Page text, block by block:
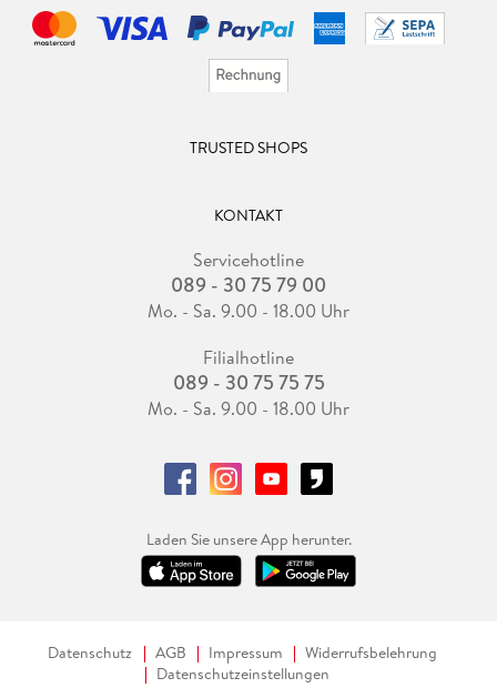
TRUSTED SHOPS
KONTAKT
Servicehotline
089 - 30 75 79 00
Mo. - Sa. 9.00 - 18.00 Uhr
Filialhotline
089 - 30 75 75 75
Mo. - Sa. 9.00 - 18.00 Uhr
Laden Sie unsere App herunter.
Datenschutz AGB Impressum
Widerrufsbelehrung
Datenschutzeinstellungen